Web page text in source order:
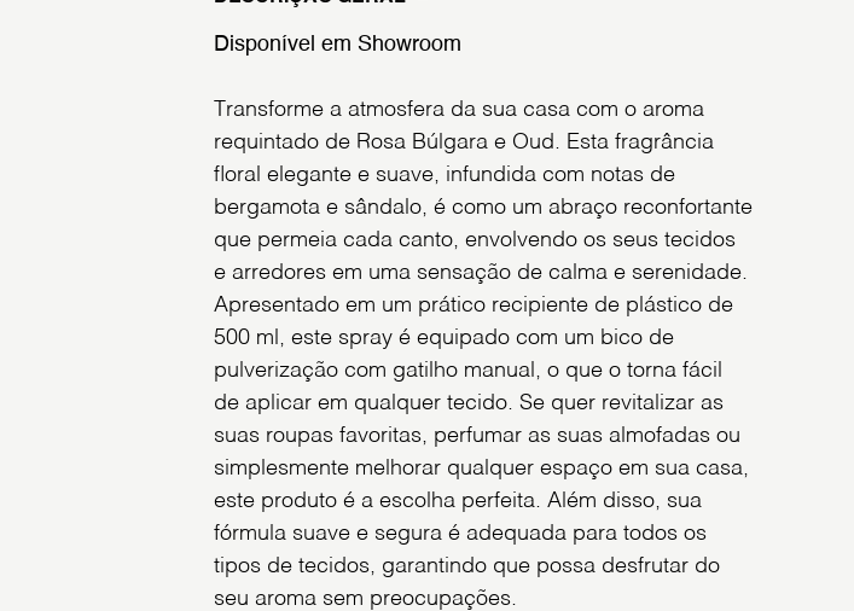
Disponível em Showroom
Transforme a atmosfera da sua casa com o aroma
requintado de Rosa Búlgara e Oud. Esta fragrância
floral elegante e suave, infundida com notas de
bergamota e sândalo, é como um abraço reconfortante
que permeia cada canto, envolvendo os seus tecidos
e arredores em uma sensação de calma e serenidade.
Apresentado em um prático recipiente de plástico de
500 ml, este spray é equipado com um bico de
pulverização com gatilho manual, o que o torna fácil
de aplicar em qualquer tecido. Se quer revitalizar as
suas roupas favoritas, perfumar as suas almofadas ou
simplesmente melhorar qualquer espaço em sua casa,
este produto é a escolha perfeita. Além disso, sua
fórmula suave e segura é adequada para todos os
tipos de tecidos, garantindo que possa desfrutar do
seu aroma sem preocupações.